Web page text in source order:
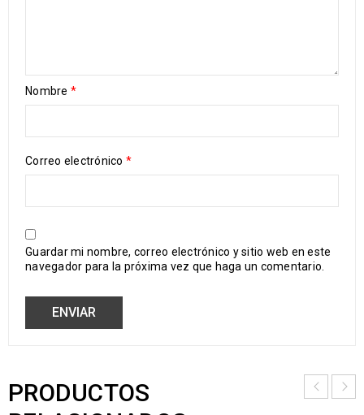
Nombre *
Correo electrónico *
Guardar mi nombre, correo electrónico y sitio web en este
navegador para la próxima vez que haga un comentario.
PRODUCTOS